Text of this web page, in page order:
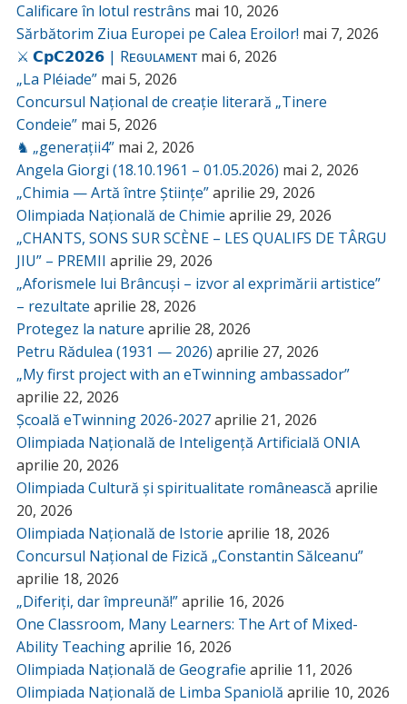
Calificare în lotul restrâns mai 10, 2026
Sărbătorim Ziua Europei pe Calea Eroilor! mai 7, 2026
⚔️ 𝗖𝗽𝗖𝟮𝟬𝟮𝟲 | Rᴇɢᴜʟᴀᴍᴇɴᴛ mai 6, 2026
„La Pléiade” mai 5, 2026
Concursul Național de creație literară „Tinere
Condeie” mai 5, 2026
♞ „generații4” mai 2, 2026
Angela Giorgi (18.10.1961 – 01.05.2026) mai 2, 2026
„Chimia — Artă între Științe”aprilie 29, 2026
Olimpiada Națională de Chimie aprilie 29, 2026
„CHANTS, SONS SUR SCÈNE – LES QUALIFS DE TÂRGU
JIU” – PREMII aprilie 29, 2026
„Aforismele lui Brâncuși – izvor al exprimării artistice”
– rezultate aprilie 28, 2026
Protegez la nature aprilie 28, 2026
Petru Rădulea (1931 — 2026) aprilie 27, 2026
„My first project with an eTwinning ambassador”
aprilie 22, 2026
Școală eTwinning 2026-2027aprilie 21, 2026
Olimpiada Națională de Inteligență Artificială ONIA
aprilie 20, 2026
Olimpiada Cultură și spiritualitate românească aprilie
20, 2026
Olimpiada Națională de Istorie aprilie 18, 2026
Concursul Național de Fizică „Constantin Sălceanu”
aprilie 18, 2026
„Diferiți, dar împreună!”aprilie 16, 2026
One Classroom, Many Learners: The Art of Mixed-
Ability Teachingaprilie 16, 2026
Olimpiada Națională de Geografie aprilie 11, 2026
Olimpiada Națională de Limba Spaniolă aprilie 10, 2026